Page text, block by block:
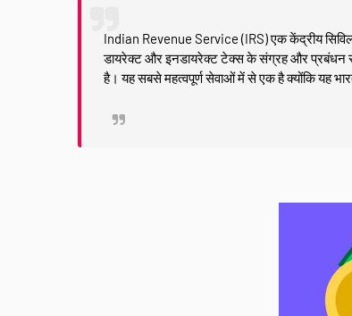
Indian Revenue Service (IRS) एक केंद्रीय सिविल
डायरेक्ट और इनडायरेक्ट टेक्स के संग्रह और प्रबंधन
है। यह सबसे महत्वपूर्ण सेवाओं में से एक है क्योंकि यह